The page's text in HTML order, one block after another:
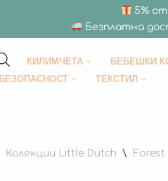
5%
Безплатна
КИЛИМЧЕТА БЕБЕШКИ
БЕЗОПАСНОСТ
ТЕКСТИЛ
Колекции Little Dutch \ Forest